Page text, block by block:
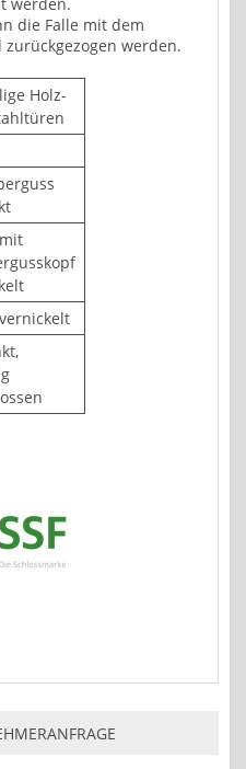
die Falle mit dem
werden.
Holz-